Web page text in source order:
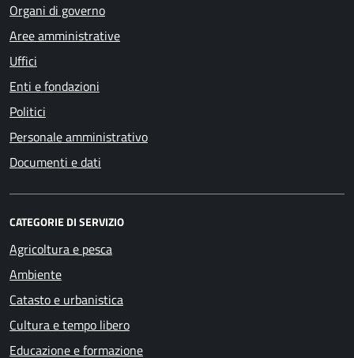
Organi di governo
Aree amministrative
Uffici
Enti e fondazioni
Politici
Personale amministrativo
Documenti e dati
CATEGORIE DI SERVIZIO
Agricoltura e pesca
Ambiente
Catasto e urbanistica
Cultura e tempo libero
Educazione e formazione